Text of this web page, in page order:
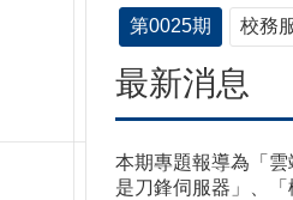
第0025期 校務
最新消息
本期專題報導為「
是刀鋒伺服器」、